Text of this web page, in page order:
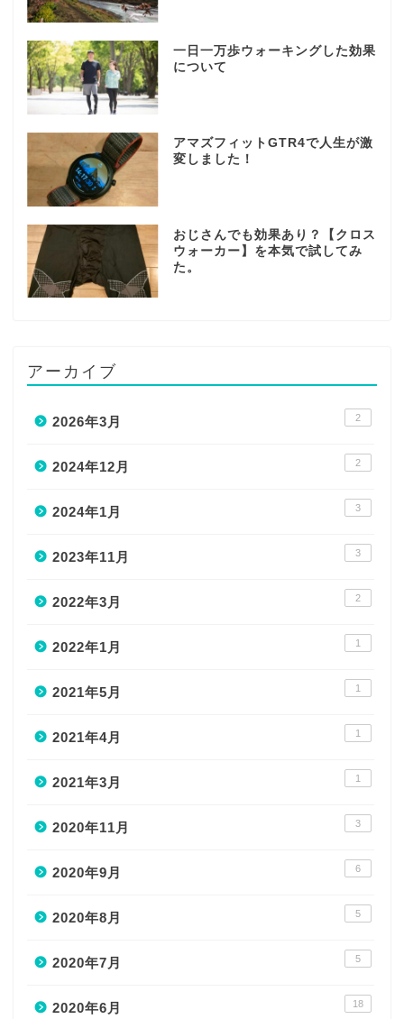
一日一万歩ウォーキングした効果
について
アマズフィットGTR4で人生が激
変しました！
おじさんでも効果あり？【クロス
ウォーカー】を本気で試してみ
た。
アーカイブ
2026年3月 2
2024年12月 2
2024年1月 3
2023年11月 3
2022年3月 2
2022年1月 1
2021年5月 1
2021年4月 1
2021年3月 1
2020年11月 3
2020年9月 6
2020年8月 5
2020年7月 5
2020年6月 18